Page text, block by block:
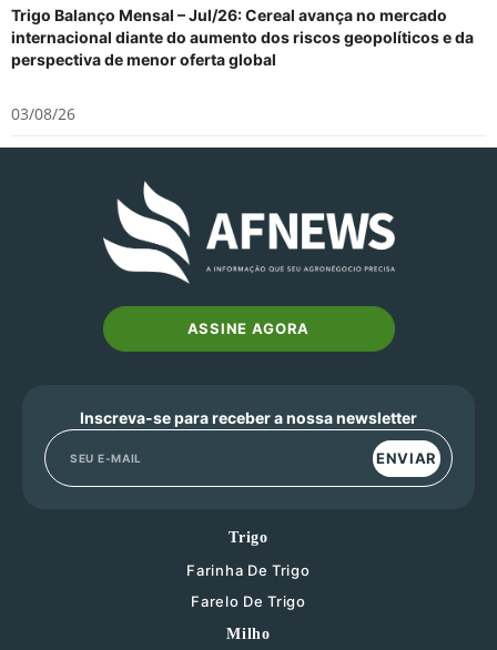
Trigo Balanço Mensal – Jul/26: Cereal avança no mercado
internacional diante do aumento dos riscos geopolíticos e da
perspectiva de menor oferta global
03/08/26
ASSINE AGORA
Inscreva-se para receber a nossa newsletter
ENVIAR
Trigo
Farinha De Trigo
Farelo De Trigo
Milho